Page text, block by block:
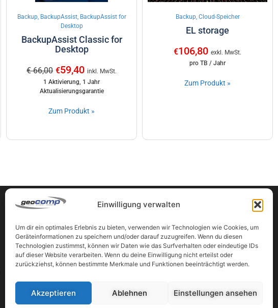
Einwilligung verwalten
Um dir ein optimales Erlebnis zu bieten, verwenden wir Technologien wie Cookies, um
Geräteinformationen zu speichern und/oder darauf zuzugreifen. Wenn du diesen
Technologien zustimmst, können wir Daten wie das Surfverhalten oder eindeutige IDs
auf dieser Website verarbeiten. Wenn du deine Einwilligung nicht erteilst oder
zurückziehst, können bestimmte Merkmale und Funktionen beeinträchtigt werden.
Akzeptieren Ablehnen Einstellungen ansehen
Backup, BackupAssist, BackupAssist for
Desktop
BackupAssist Classic for
Desktop
€ 66,00 €59,40 inkl. MwSt.
1 Aktivierung, 1 Jahr
Aktualisierungsgarantie
Zum Produkt »
Backup, Cloud-Speicher
EL storage
€106,80 exkl. MwSt.
pro TB / Jahr
Zum Produkt »
Links
Neuigkeiten
Beiträge
Virenschutz
Webhosting
Partner
www.vermessung-ahrer.at
www.vermessung-luftbild.at
Ibex Data GmbH